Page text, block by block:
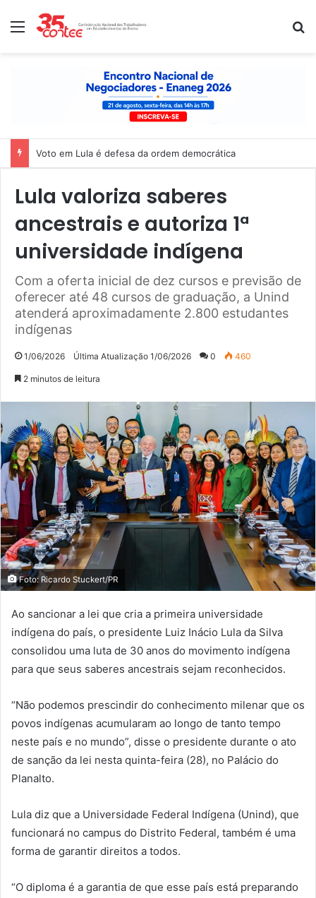
Menu
Voto em Lula é defesa da ordem democrática
Lula valoriza saberes
ancestrais e autoriza 1ª
universidade indígena
Com a oferta inicial de dez cursos e previsão de
oferecer até 48 cursos de graduação, a Unind
atenderá aproximadamente 2.800 estudantes
indígenas
1/06/2026 Última Atualização 1/06/2026 0 460
2 minutos de leitura
Foto: Ricardo Stuckert/PR
Ao sancionar a lei que cria a primeira universidade
indígena do país, o presidente Luiz Inácio Lula da Silva
consolidou uma luta de 30 anos do movimento indígena
para que seus saberes ancestrais sejam reconhecidos.
“Não podemos prescindir do conhecimento milenar que os
povos indígenas acumularam ao longo de tanto tempo
neste país e no mundo”, disse o presidente durante o ato
de sanção da lei nesta quinta-feira (28), no Palácio do
Planalto.
Lula diz que a Universidade Federal Indígena (Unind), que
funcionará no campus do Distrito Federal, também é uma
forma de garantir direitos a todos.
“O diploma é a garantia de que esse país está preparando